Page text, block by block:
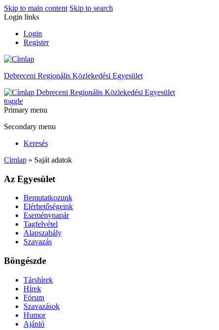
Skip to main content Skip to search
Login links
Login
Register
Debreceni Regionális Közlekedési Egyesület
Debreceni Regionális Közlekedési Egyesület
toggle
Primary menu
Secondary menu
Keresés
Címlap » Saját adatok
Az Egyesület
Bemutatkozunk
Elérhetőségeink
Eseménynapár
Tagfelvétel
Alapszabály
Szavazás
Böngészde
Társhírek
Hírek
Fórum
Szavazások
Humor
Ajánló